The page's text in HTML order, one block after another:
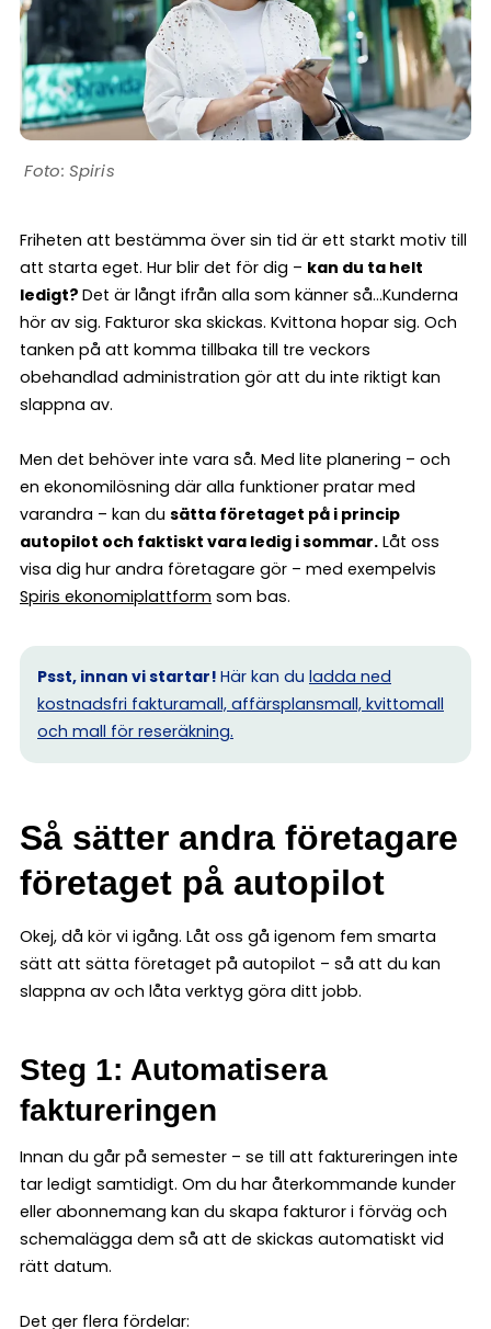
Spiris
Friheten att bestämma över sin tid är ett starkt motiv till
att starta eget. Hur blir det för dig – kan du ta helt
ledigt? Det är långt ifrån alla som känner så…Kunderna
hör av sig. Fakturor ska skickas. Kvittona hopar sig. Och
tanken på att komma tillbaka till tre veckors
obehandlad administration gör att du inte riktigt kan
slappna av.
Men det behöver inte vara så. Med lite planering – och
en ekonomilösning där alla funktioner pratar med
varandra – kan du sätta företaget på i princip
autopilot och faktiskt vara ledig i sommar. Låt oss
visa dig hur andra företagare gör – med exempelvis
Spiris ekonomiplattform som bas.
Psst, innan vi startar! Här kan du ladda ned
kostnadsfri fakturamall, affärsplansmall, kvittomall
och mall för reseräkning.
Så sätter andra företagare
företaget på autopilot
Okej, då kör vi igång. Låt oss gå igenom fem smarta
sätt att sätta företaget på autopilot – så att du kan
slappna av och låta verktyg göra ditt jobb.
Steg 1: Automatisera
faktureringen
Innan du går på semester – se till att faktureringen inte
tar ledigt samtidigt. Om du har återkommande kunder
eller abonnemang kan du skapa fakturor i förväg och
schemalägga dem så att de skickas automatiskt vid
rätt datum.
Det ger flera fördelar: